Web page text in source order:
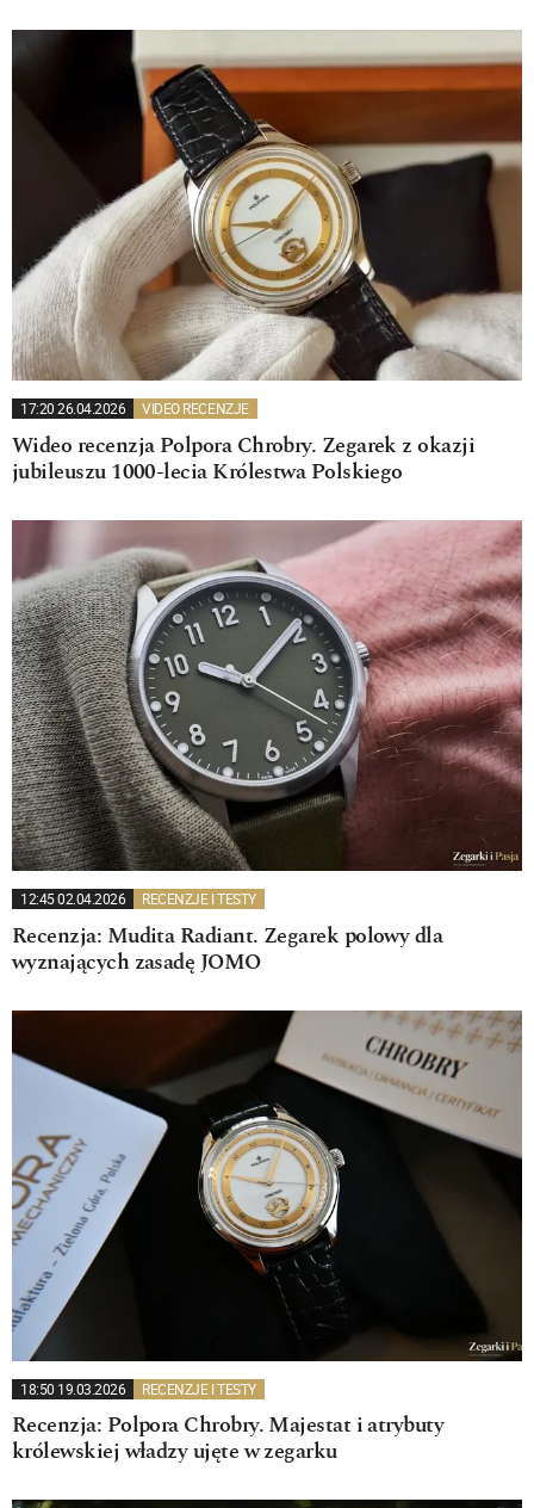
17:20 26.04.2026 VIDEO RECENZJE
Wideo recenzja Polpora Chrobry. Zegarek z okazji
jubileuszu 1000-lecia Królestwa Polskiego
12:45 02.04.2026 RECENZJE I TESTY
Recenzja: Mudita Radiant. Zegarek polowy dla
wyznających zasadę JOMO
18:50 19.03.2026 RECENZJE I TESTY
Recenzja: Polpora Chrobry. Majestat i atrybuty
królewskiej władzy ujęte w zegarku